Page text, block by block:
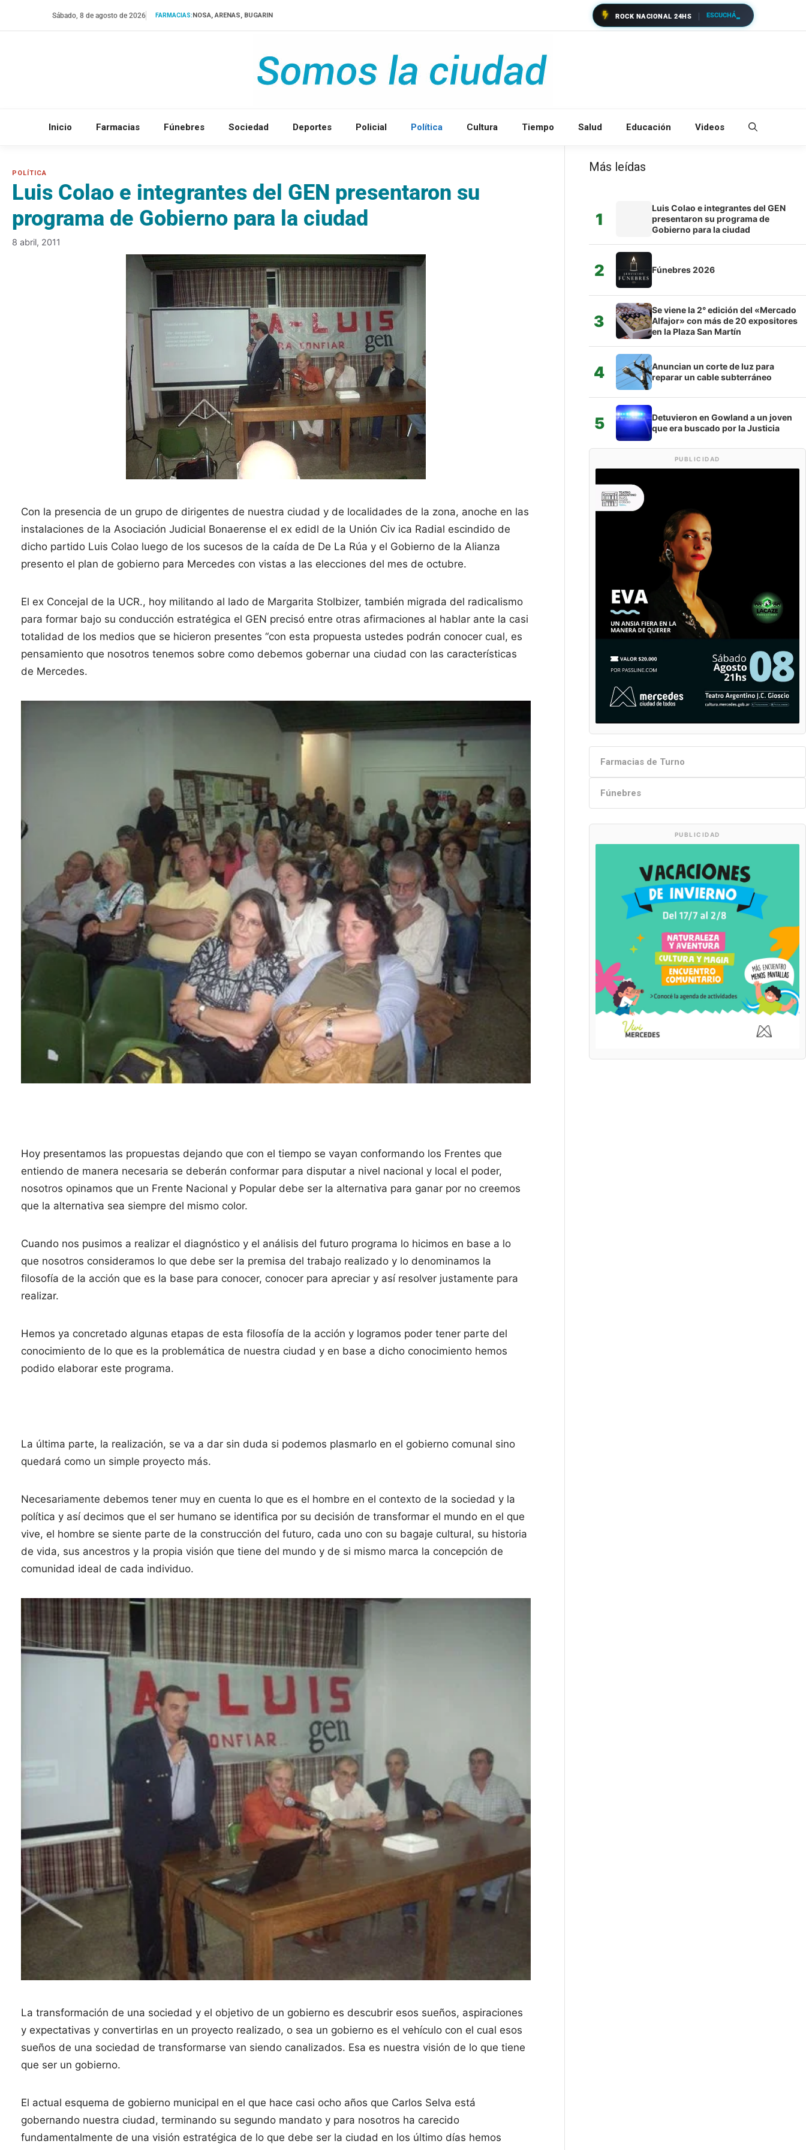
Sábado, 8 de agosto de 2026 FARMACIAS:NOSA, ARENAS, BUGARIN ROCK NACIONAL 24HS ESCUCHÁ
Inicio Farmacias Fúnebres Sociedad Deportes Policial Política Cultura Tiempo Salud Educación Videos
Luis Colao e integrantes del GEN presentaron su
programa de Gobierno para la ciudad
8 abril, 2011
Con la presencia de un grupo de dirigentes de nuestra ciudad y de localidades de la zona, anoche en las
instalaciones de la Asociación Judicial Bonaerense el ex edidl de la Unión Civ ica Radial escindido de
dicho partido Luis Colao luego de los sucesos de la caída de De La Rúa y el Gobierno de la Alianza
presento el plan de gobierno para Mercedes con vistas a las elecciones del mes de octubre.
El ex Concejal de la UCR., hoy militando al lado de Margarita Stolbizer, también migrada del radicalismo
para formar bajo su conducción estratégica el GEN precisó entre otras afirmaciones al hablar ante la casi
totalidad de los medios que se hicieron presentes “con esta propuesta ustedes podrán conocer cual, es
pensamiento que nosotros tenemos sobre como debemos gobernar una ciudad con las características
de Mercedes.
Hoy presentamos las propuestas dejando que con el tiempo se vayan conformando los Frentes que
entiendo de manera necesaria se deberán conformar para disputar a nivel nacional y local el poder,
nosotros opinamos que un Frente Nacional y Popular debe ser la alternativa para ganar por no creemos
que la alternativa sea siempre del mismo color.
Cuando nos pusimos a realizar el diagnóstico y el análisis del futuro programa lo hicimos en base a lo
que nosotros consideramos lo que debe ser la premisa del trabajo realizado y lo denominamos la
filosofía de la acción que es la base para conocer, conocer para apreciar y así resolver justamente para
realizar.
Hemos ya concretado algunas etapas de esta filosofía de la acción y logramos poder tener parte del
conocimiento de lo que es la problemática de nuestra ciudad y en base a dicho conocimiento hemos
podido elaborar este programa.
La última parte, la realización, se va a dar sin duda si podemos plasmarlo en el gobierno comunal sino
quedará como un simple proyecto más.
Necesariamente debemos tener muy en cuenta lo que es el hombre en el contexto de la sociedad y la
política y así decimos que el ser humano se identifica por su decisión de transformar el mundo en el que
vive, el hombre se siente parte de la construcción del futuro, cada uno con su bagaje cultural, su historia
de vida, sus ancestros y la propia visión que tiene del mundo y de si mismo marca la concepción de
comunidad ideal de cada individuo.
La transformación de una sociedad y el objetivo de un gobierno es descubrir esos sueños, aspiraciones
y expectativas y convertirlas en un proyecto realizado, o sea un gobierno es el vehículo con el cual esos
sueños de una sociedad de transformarse van siendo canalizados. Esa es nuestra visión de lo que tiene
que ser un gobierno.
El actual esquema de gobierno municipal en el que hace casi ocho años que Carlos Selva está
gobernando nuestra ciudad, terminando su segundo mandato y para nosotros ha carecido
fundamentalmente de una visión estratégica de lo que debe ser la ciudad en los último días hemos
Más leídas
1
Luis Colao e integrantes del GEN
presentaron su programa de
Gobierno para la ciudad
2 Fúnebres 2026
3
Se viene la 2° edición del «Mercado
Alfajor» con más de 20 expositores
en la Plaza San Martín
4
Anuncian un corte de luz para
reparar un cable subterráneo
5
Detuvieron en Gowland a un joven
que era buscado por la Justicia
PUBLICIDAD
Farmacias de Turno
Fúnebres
PUBLICIDAD